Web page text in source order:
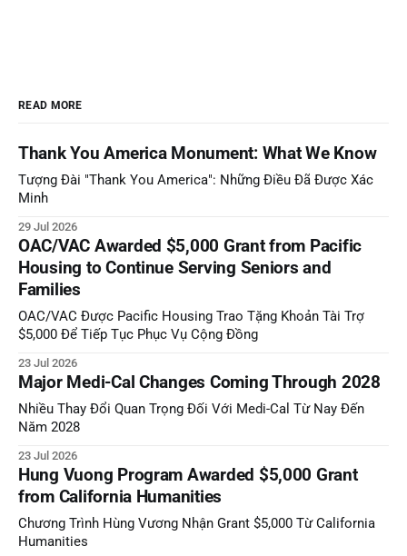
READ MORE
Thank You America Monument: What We Know
Tượng Đài "Thank You America": Những Điều Đã Được Xác
Minh
29 Jul 2026
OAC/VAC Awarded $5,000 Grant from Pacific
Housing to Continue Serving Seniors and
Families
OAC/VAC Được Pacific Housing Trao Tặng Khoản Tài Trợ
$5,000 Để Tiếp Tục Phục Vụ Cộng Đồng
23 Jul 2026
Major Medi-Cal Changes Coming Through 2028
Nhiều Thay Đổi Quan Trọng Đối Với Medi-Cal Từ Nay Đến
Năm 2028
23 Jul 2026
Hung Vuong Program Awarded $5,000 Grant
from California Humanities
Chương Trình Hùng Vương Nhận Grant $5,000 Từ California
Humanities